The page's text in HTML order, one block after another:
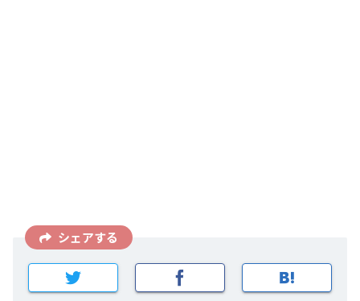
シェアする